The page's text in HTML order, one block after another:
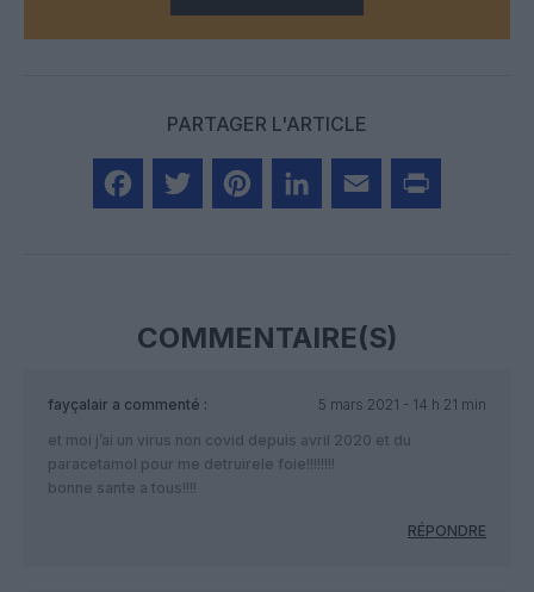
PARTAGER L'ARTICLE
COMMENTAIRE(S)
fayçalair a commenté :
5 mars 2021 - 14 h 21 min
et moi j’ai un virus non covid depuis avril 2020 et du
paracetamol pour me detruirele foie!!!!!!!!
bonne sante a tous!!!!
RÉPONDRE